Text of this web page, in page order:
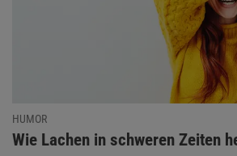
HUMOR
:
Wie Lachen in schweren Zeiten